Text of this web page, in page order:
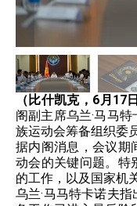
（比什凯克，6月17
阁副主席乌兰·马马
族运动会筹备组织委
据内阁消息，会议期
动会的关键问题。特
的工作，以及国家机
乌兰·马马特卡诺夫